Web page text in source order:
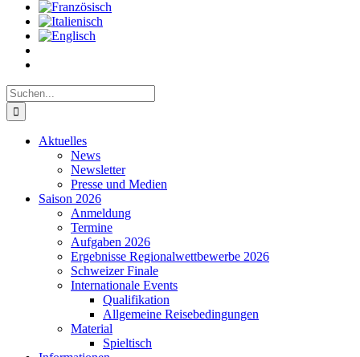
Suche
nach:
Aktuelles
News
Newsletter
Presse und Medien
Saison 2026
Anmeldung
Termine
Aufgaben 2026
Ergebnisse Regionalwettbewerbe 2026
Schweizer Finale
Internationale Events
Qualifikation
Allgemeine Reisebedingungen
Material
Spieltisch